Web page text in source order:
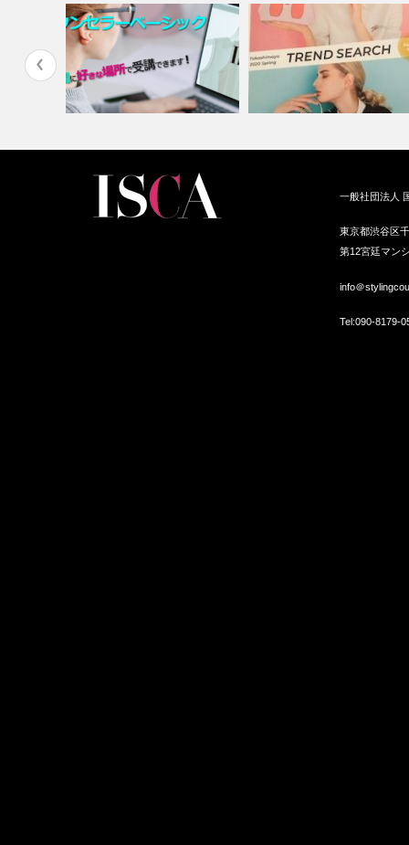
ZOOMでファッションを学ぶパ
ーソナルス…
一般社団法人
東京都渋谷区
第12宮廷マン
info＠
Tel:090-8179-